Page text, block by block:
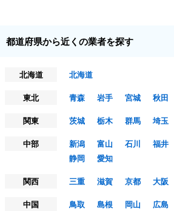
都道府県から近くの業者を探す
北海道
北海道
東北
青森 岩手 宮城 秋田
関東
茨城 栃木 群馬 埼玉
中部
新潟 富山 石川 福井
静岡
愛知
関西
三重 滋賀 京都 大阪
中国
鳥取 島根 岡山 広島